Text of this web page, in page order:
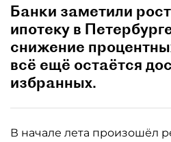
Банки заметили
ипотеку в
снижение
всё ещё остаётся
избранных.
В начале лета произошёл